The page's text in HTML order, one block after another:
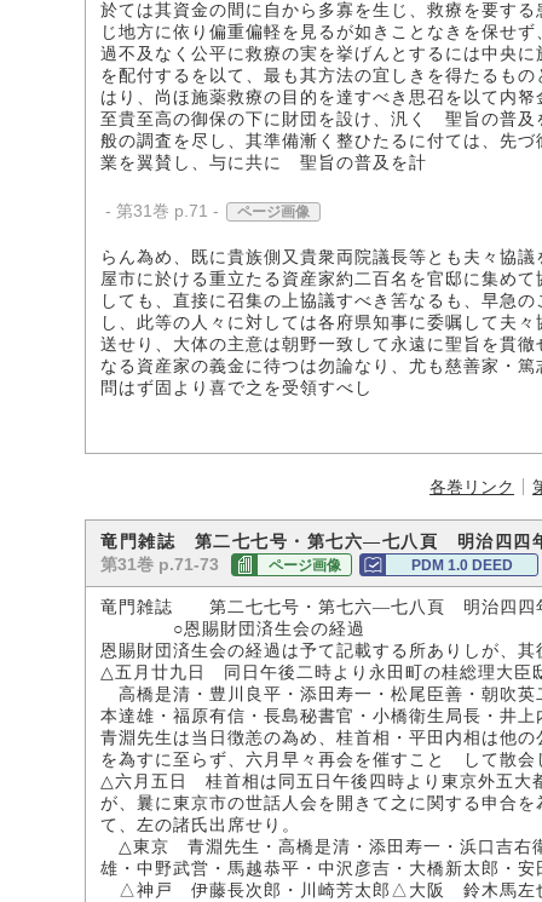
於ては其資金の間に自から多寡を生じ、救療を要す
じ地方に依り偏重偏軽を見るが如きことなきを保せ
過不及なく公平に救療の実を挙げんとするには中央
を配付するを以て、最も其方法の宜しきを得たるも
はり、尚ほ施薬救療の目的を達すべき思召を以て内
至貴至高の御保の下に財団を設け、汎く 聖旨の普
般の調査を尽し、其準備漸く整ひたるに付ては、先
業を翼賛し、与に共に 聖旨の普及を計
- 第31巻 p.71 - ページ画像
らん為め、既に貴族側又貴衆両院議長等とも夫々協
屋市に於ける重立たる資産家約二百名を官邸に集め
しても、直接に召集の上協議すべき筈なるも、早急
し、此等の人々に対しては各府県知事に委嘱して夫
送せり、大体の主意は朝野一致して永遠に聖旨を貫
なる資産家の義金に待つは勿論なり、尤も慈善家・
問はず固より喜で之を受領すべし
各巻リンク
竜門雑誌 第二七七号・第七六―七八頁 明治四四
第31巻 p.71-73 ページ画像 PDM 1.0 DEED
竜門雑誌 第二七七号・第七六―七八頁 明治四四
○恩賜財団済生会の経過
恩賜財団済生会の経過は予て記載する所ありしが、
△五月廿九日 同日午後二時より永田町の桂総理大臣
高橋是清・豊川良平・添田寿一・松尾臣善・朝吹
本達雄・福原有信・長島秘書官・小橋衛生局長・井上
青淵先生は当日徴恙の為め、桂首相・平田内相は他
を為すに至らず、六月早々再会を催すことゝして散会
△六月五日 桂首相は同五日午後四時より東京外五大
が、曩に東京市の世話人会を開きて之に関する申合
て、左の諸氏出席せり。
△東京 青淵先生・高橋是清・添田寿一・浜口吉右
雄・中野武営・馬越恭平・中沢彦吉・大橋新太郎・
△神戸 伊藤長次郎・川崎芳太郎△大阪 鈴木馬左也